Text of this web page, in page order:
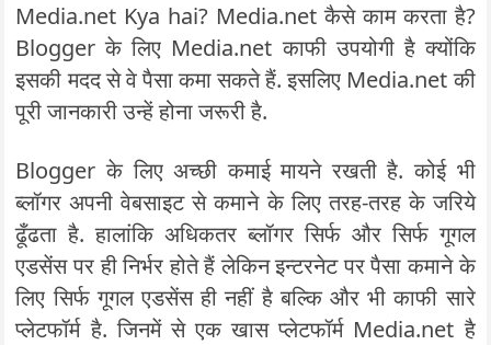
Media.net Kya hai? Media.net कैसे काम करता है?
Blogger के लिए Media.net काफी उपयोगी है क्योंकि
इसकी मदद से वे पैसा कमा सकते हैं. इसलिए Media.net की
पूरी जानकारी उन्हें होना जरूरी है.
Blogger के लिए अच्छी कमाई मायने रखती है. कोई भी
ब्लॉगर अपनी वेबसाइट से कमाने के लिए तरह-तरह के जरिये
ढूँढता है. हालांकि अधिकतर ब्लॉगर सिर्फ और सिर्फ गूगल
एडसेंस पर ही निर्भर होते हैं लेकिन इन्टरनेट पर पैसा कमाने के
लिए सिर्फ गूगल एडसेंस ही नहीं है बल्कि और भी काफी सारे
प्लेटफॉर्म है. जिनमें से एक खास प्लेटफॉर्म Media.net है